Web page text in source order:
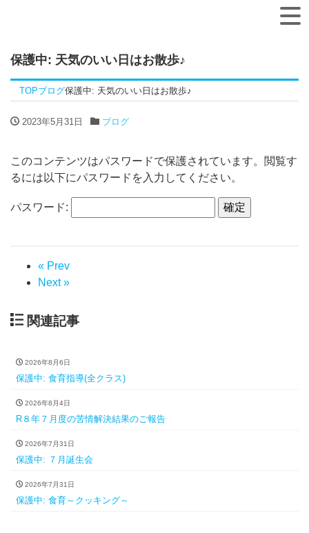
保護中: 天気のいい日はお散歩♪
TOPブログ保護中: 天気のいい日はお散歩♪
2023年5月31日 ブログ
このコンテンツはパスワードで保護されています。閲覧す
るには以下にパスワードを入力してください。
パスワード:
« Prev
Next »
関連記事
2026年8月6日
保護中: 食育指導(全クラス)
2026年8月4日
R８年７月度の苦情解決結果のご報告
2026年7月31日
保護中: ７月誕生会
2026年7月31日
保護中: 食育～クッキング～